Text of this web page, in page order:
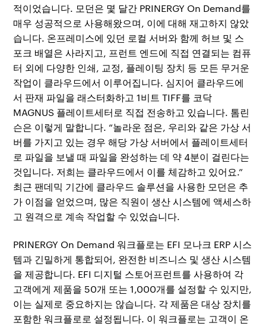
적이었습니다. 모던은 몇 달간 PRINERGY On Demand를
매우 성공적으로 사용해왔으며, 이에 대해 재고하지 않았
습니다. 온프레미스에 있던 로컬 서버와 함께 허브 및 스
포크 배열은 사라지고, 프런트 엔드에 직접 연결되는 컴퓨
터 외에 다양한 인쇄, 교정, 플레이팅 장치 등 모든 무거운
작업이 클라우드에서 이루어집니다. 심지어 클라우드에
서 판재 파일을 래스터화하고 1비트 TIFF를 코닥
MAGNUS 플레이트세터로 직접 전송하고 있습니다. 톰린
슨은 이렇게 말합니다. “놀라운 점은, 우리와 같은 가상 서
버를 가지고 있는 경우 해당 가상 서버에서 플레이트세터
로 파일을 보낼 때 파일을 완성하는 데 약 4분이 걸린다는
것입니다. 저희는 클라우드에서 이를 체감하고 있어요.”
최근 팬데믹 기간에 클라우드 솔루션을 사용한 모던은 추
가 이점을 얻었으며, 많은 직원이 생산 시스템에 액세스하
고 원격으로 계속 작업할 수 있었습니다.
PRINERGY On Demand 워크플로는 EFI 모나크 ERP 시스
템과 긴밀하게 통합되어, 완전한 비즈니스 및 생산 시스템
을 제공합니다. EFI 디지털 스토어프런트를 사용하여 각
고객에게 제품을 50개 또는 1,000개를 설정할 수 있지만,
이는 실제로 중요하지는 않습니다. 각 제품은 대상 장치를
포함한 워크플로로 설정됩니다. 이 워크플로는 고객이 온